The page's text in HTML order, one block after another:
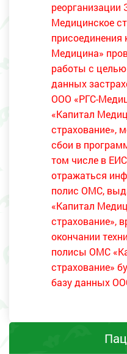
реорганизации
Медицинское
присоединения
Медицина»
работы с
данных
ООО «РГС-
«Капитал
страхование»,
сбои в
том числе в
отражаться
полис ОМС,
«Капитал
страхование»,
окончании
полисы ОМС
страхование»
базу данных